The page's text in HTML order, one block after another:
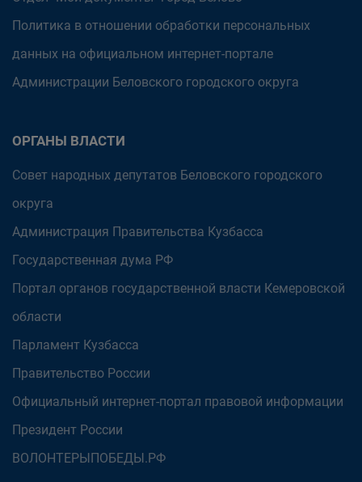
Политика в отношении обработки персональных
данных на официальном интернет-портале
Администрации Беловского городского округа
ОРГАНЫ ВЛАСТИ
Совет народных депутатов Беловского городского
округа
Администрация Правительства Кузбасса
Государственная дума РФ
Портал органов государственной власти Кемеровской
области
Парламент Кузбасса
Правительство России
Официальный интернет-портал правовой информации
Президент России
ВОЛОНТЕРЫПОБЕДЫ.РФ